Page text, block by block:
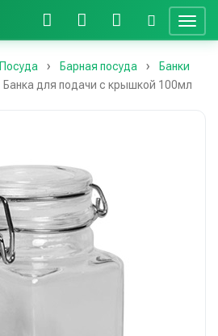
Посуда Барная посуда
Банки
Банка для подачи с крышкой 100мл